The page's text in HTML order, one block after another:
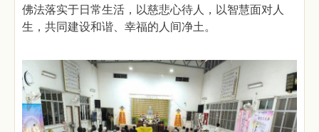
佛法落实于日常生活，以慈悲心待人，以智慧面对人
生，共同建设和谐、幸福的人间净土。